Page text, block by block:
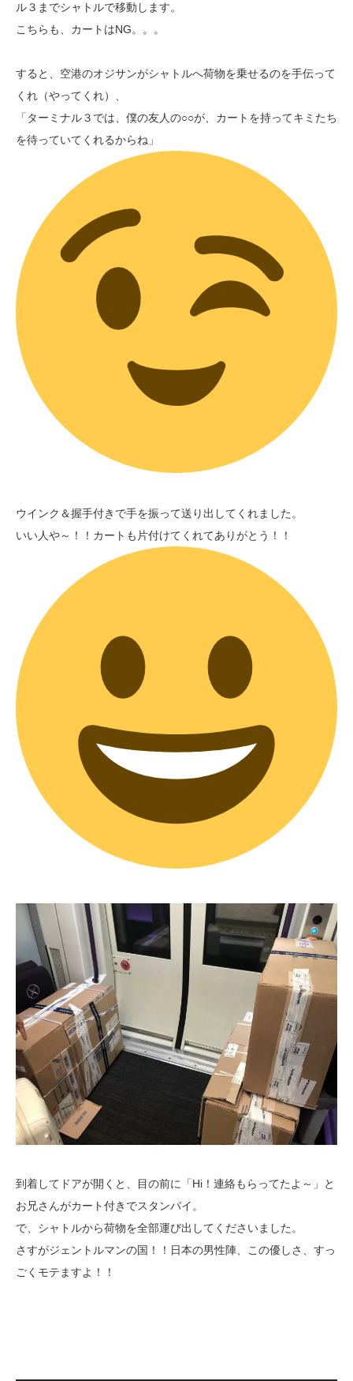
ル３までシャトルで移動します。
こちらも、カートはNG。。。
すると、空港のオジサンがシャトルへ荷物を乗せるのを手伝って
くれ（やってくれ）、
「ターミナル３では、僕の友人の○○が、カートを持ってキミたち
を待っていてくれるからね」
ウインク＆握手付きで手を振って送り出してくれました。
いい人や～！！カートも片付けてくれてありがとう！！
到着してドアが開くと、目の前に「Hi！連絡もらってたよ～」と
お兄さんがカート付きでスタンバイ。
で、シャトルから荷物を全部運び出してくださいました。
さすがジェントルマンの国！！日本の男性陣、この優しさ、すっ
ごくモテますよ！！